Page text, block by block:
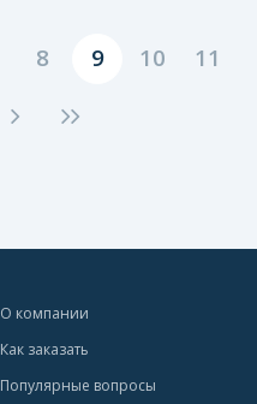
8 9 10
11
О компании
Как заказать
Популярные вопросы